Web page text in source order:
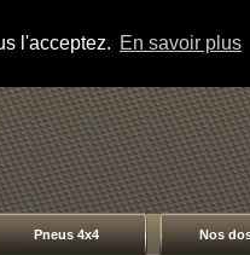
l'acceptez. En savoir plus
Pneus 4x4 Nos